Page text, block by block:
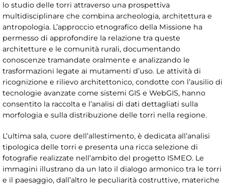
lo studio delle torri attraverso una prospettiva
multidisciplinare che combina archeologia, architettura e
antropologia. L’approccio etnografico della Missione ha
permesso di approfondire la relazione tra queste
architetture e le comunità rurali, documentando
conoscenze tramandate oralmente e analizzando le
trasformazioni legate ai mutamenti d’uso. Le attività di
ricognizione e rilievo architettonico, condotte con l’ausilio di
tecnologie avanzate come sistemi GIS e WebGIS, hanno
consentito la raccolta e l’analisi di dati dettagliati sulla
morfologia e sulla distribuzione delle torri nella regione.
L’ultima sala, cuore dell’allestimento, è dedicata all’analisi
tipologica delle torri e presenta una ricca selezione di
fotografie realizzate nell’ambito del progetto ISMEO. Le
immagini illustrano da un lato il dialogo armonico tra le torri
e il paesaggio, dall’altro le peculiarità costruttive, materiche